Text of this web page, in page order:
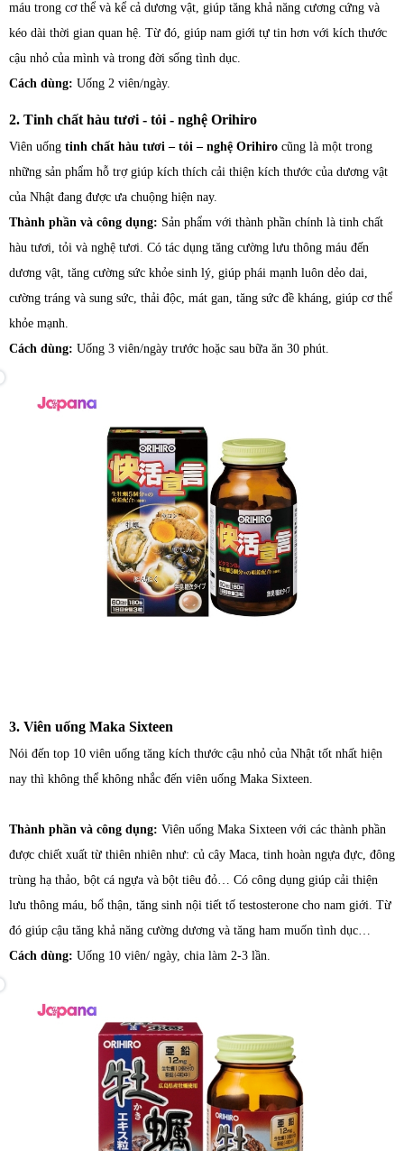
máu trong cơ thể và kể cả dương vật, giúp tăng khả năng cương cứng và
kéo dài thời gian quan hệ. Từ đó, giúp nam giới tự tin hơn với kích thước
cậu nhỏ của mình và trong đời sống tình dục.
Cách dùng: Uống 2 viên/ngày.
2. Tinh chất hàu tươi - tỏi - nghệ Orihiro
Viên uống tinh chất hàu tươi – tỏi – nghệ Orihiro cũng là một trong
những sản phẩm hỗ trợ giúp kích thích cải thiện kích thước của dương vật
của Nhật đang được ưa chuộng hiện nay.
Thành phần và công dụng: Sản phẩm với thành phần chính là tinh chất
hàu tươi, tỏi và nghệ tươi. Có tác dụng tăng cường lưu thông máu đến
dương vật, tăng cường sức khỏe sinh lý, giúp phái mạnh luôn dẻo dai,
cường tráng và sung sức, thải độc, mát gan, tăng sức đề kháng, giúp cơ thể
khỏe mạnh.
Cách dùng: Uống 3 viên/ngày trước hoặc sau bữa ăn 30 phút.
3. Viên uống Maka Sixteen
Nói đến top 10 viên uống tăng kích thước cậu nhỏ của Nhật tốt nhất hiện
nay thì không thể không nhắc đến viên uống Maka Sixteen.
Thành phần và công dụng: Viên uống Maka Sixteen với các thành phần
được chiết xuất từ thiên nhiên như: củ cây Maca, tinh hoàn ngựa đực, đông
trùng hạ thảo, bột cá ngựa và bột tiêu đỏ… Có công dụng giúp cải thiện
lưu thông máu, bổ thận, tăng sinh nội tiết tố testosterone cho nam giới. Từ
đó giúp cậu tăng khả năng cường dương và tăng ham muốn tình dục…
Cách dùng: Uống 10 viên/ ngày, chia làm 2-3 lần.